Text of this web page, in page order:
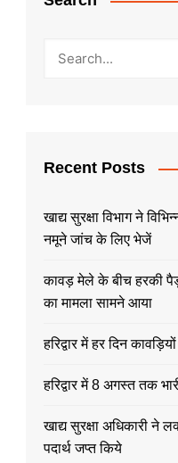
Recent Posts
खाद्य सुरक्षा विभाग ने
नमूने जांच के लिए भेजें
कावड़ मेले के बीच हरकी
का मामला सामने आया
हरिद्वार में हर दिन
हरिद्वार में 8 अगस्त तक
खाद्य सुरक्षा अधिकारी ने
पदार्थ जप्त किये